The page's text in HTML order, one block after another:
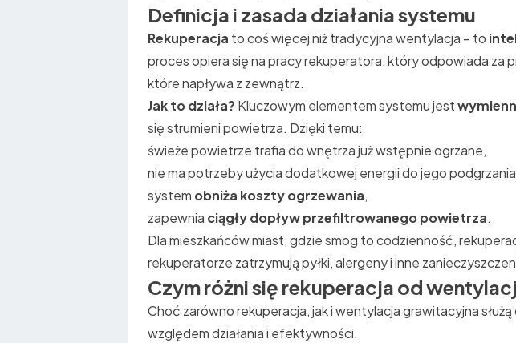
Definicja i zasada działania systemu
Rekuperacja to coś więcej niż tradycyjna wentylacja – to
proces opiera się na pracy rekuperatora, który odpowiada za
które napływa z zewnątrz.
Jak to działa? Kluczowym elementem systemu jest
się strumieni powietrza. Dzięki temu:
świeże powietrze trafia do wnętrza już wstępnie ogrzane,
nie ma potrzeby użycia dodatkowej energii do jego
system obniża koszty ogrzewania,
zapewnia ciągły dopływ przefiltrowanego powietrza.
Dla mieszkańców miast, gdzie smog to codzienność,
rekuperatorze zatrzymują pyłki, alergeny i inne
Czym różni się rekuperacja od
Choć zarówno rekuperacja, jak i wentylacja grawitacyjna
względem działania i efektywności.